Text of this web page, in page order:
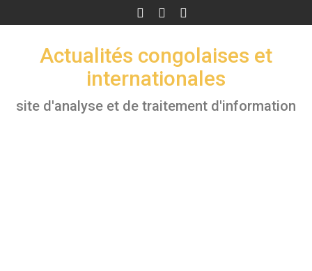
to
Actualités congolaises et
internationales
site d'analyse et de traitement d'information